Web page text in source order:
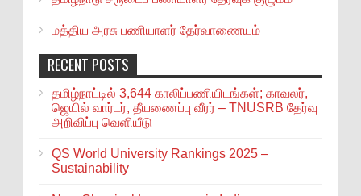
மத்திய அரசு பணியாளர் தேர்வாணையம்
RECENT POSTS
தமிழ்நாட்டில் 3,644 காலிப்பணியிடங்கள்; காவலர்,
ஜெயில் வார்டர், தீயணைப்பு வீரர் – TNUSRB தேர்வு
அறிவிப்பு வெளியீடு
QS World University Rankings 2025 –
Sustainability